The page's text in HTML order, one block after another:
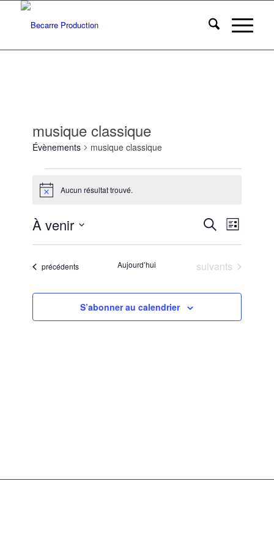
musique classique
Évènements musique classique
Évènements
NoticeAucun résultat trouvé.
et
vues
Recherche
de
vues
Liste
À venir
date.Évènements
précédents Aujourd’hui Évènements
suivants
S’abonner au calendrier